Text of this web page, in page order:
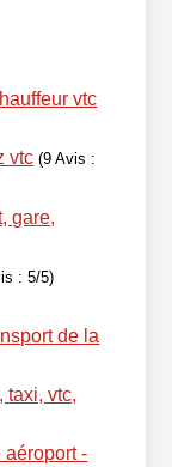
vtc
vtc (9 Avis :
gare,
: 5/5)
de la
taxi, vtc,
aéroport -